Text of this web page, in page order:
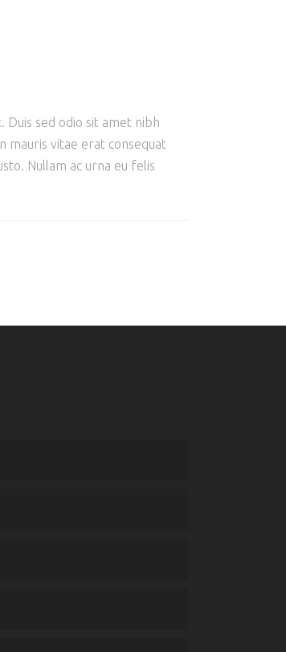
Duis sed odio sit amet nibh
mauris vitae erat consequat
Nullam ac urna eu felis